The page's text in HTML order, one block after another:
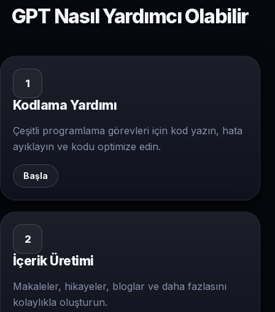
GPT Nasıl Yardımcı Olabilir
1
Kodlama Yardımı
Çeşitli programlama görevleri için kod yazın, hata
ayıklayın ve kodu optimize edin.
Başla
2
İçerik Üretimi
Makaleler, hikayeler, bloglar ve daha fazlasını
kolaylıkla oluşturun.